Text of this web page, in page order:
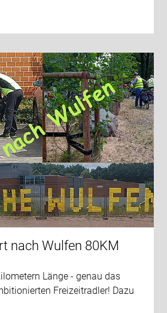
nach Wulfen 80KM
Länge - genau das
Freizeitradler! Dazu